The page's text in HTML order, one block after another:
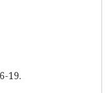
19.